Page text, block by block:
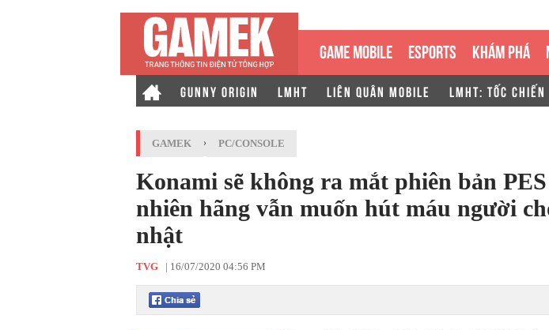
GAME MOBILE ESPORTS KHÁM PHÁ
GUNNY ORIGIN LMHT LIÊN QUÂN MOBILE LMHT: TỐC CHIẾN
GAMEK › PC/CONSOLE
Konami sẽ không ra mắt phiên bản
nhiên hãng vẫn muốn hút máu người
nhật
TVG | 16/07/2020 04:56 PM